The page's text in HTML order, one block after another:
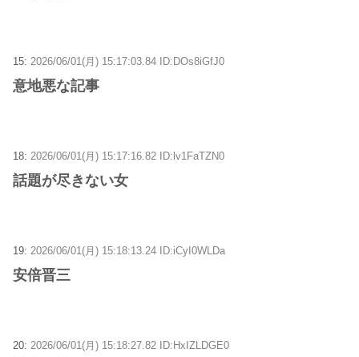
15: 2026/06/01(月) 15:17:03.84 ID:DOs8iGfJ0
意地悪な記事
18: 2026/06/01(月) 15:17:16.82 ID:lv1FaTZN0
話題が尽きない女
19: 2026/06/01(月) 15:18:13.24 ID:iCyI0WLDa
安倍晋三
20: 2026/06/01(月) 15:18:27.82 ID:HxIZLDGE0